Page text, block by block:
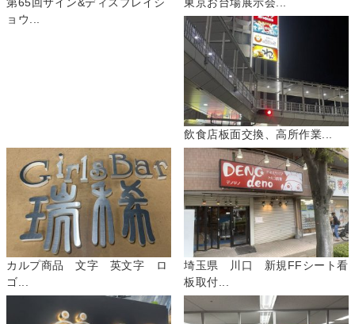
ョウ...
飲食店板面交換、高所作業...
カルプ商品 文字 英文字 ロ
ゴ...
埼玉県 川口 新規FFシート看
板取付...